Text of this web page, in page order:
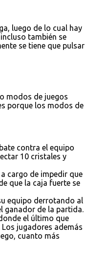
luego de lo cual hay
también se
se tiene que pulsar
modos de juegos
porque los modos de
contra el equipo
10 cristales y
cargo de impedir que
que la caja fuerte se
equipo derrotando al
ganador de la partida.
el último que
jugadores además
cuanto más